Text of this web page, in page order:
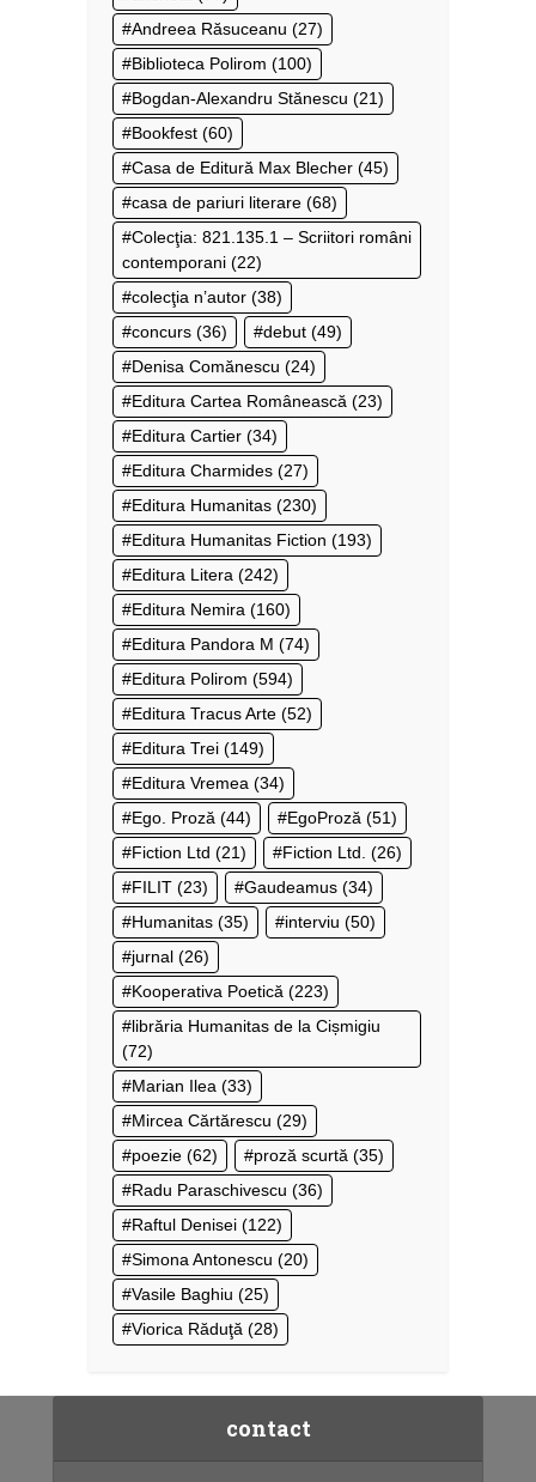
Andreea Răsuceanu (27)
Biblioteca Polirom (100)
Bogdan-Alexandru Stănescu (21)
Bookfest (60)
Casa de Editură Max Blecher (45)
casa de pariuri literare (68)
Colecţia: 821.135.1 – Scriitori români
contemporani (22)
colecţia n’autor (38)
concurs (36) debut (49)
Denisa Comănescu (24)
Editura Cartea Românească (23)
Editura Cartier (34)
Editura Charmides (27)
Editura Humanitas (230)
Editura Humanitas Fiction (193)
Editura Litera (242)
Editura Nemira (160)
Editura Pandora M (74)
Editura Polirom (594)
Editura Tracus Arte (52)
Editura Trei (149)
Editura Vremea (34)
Ego. Proză (44) EgoProză (51)
Fiction Ltd (21) Fiction Ltd. (26)
FILIT (23) Gaudeamus (34)
Humanitas (35) interviu (50)
jurnal (26)
Kooperativa Poetică (223)
librăria Humanitas de la Cișmigiu
(72)
Marian Ilea (33)
Mircea Cărtărescu (29)
poezie (62) proză scurtă (35)
Radu Paraschivescu (36)
Raftul Denisei (122)
Simona Antonescu (20)
Vasile Baghiu (25)
Viorica Răduţă (28)
contact